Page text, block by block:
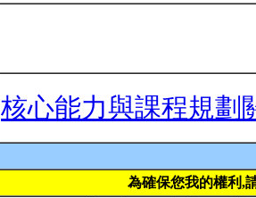
核心能力與課程規劃
為確保您我的權利,